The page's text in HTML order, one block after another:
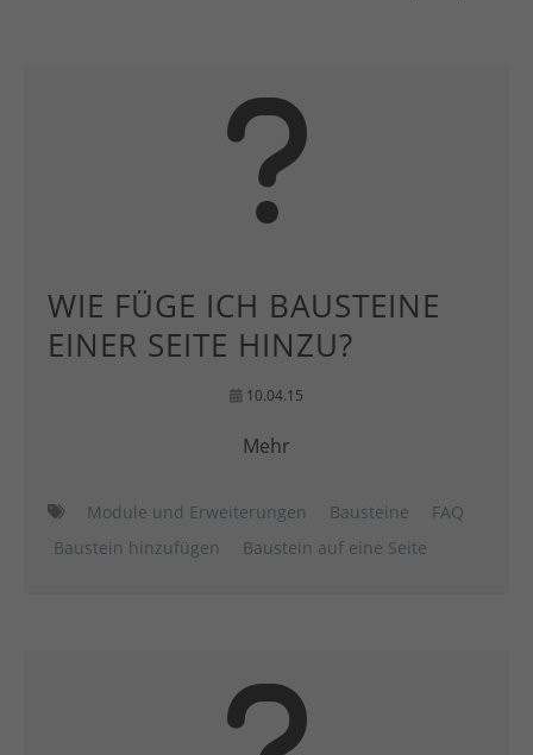
WIE FÜGE ICH BAUSTEINE
EINER SEITE HINZU?
10.04.15
Mehr
Module und Erweiterungen Bausteine
FAQ
Baustein hinzufügen
Baustein auf eine Seite